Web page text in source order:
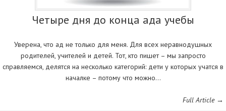
Четыре дня до конца ада учебы
Уверена, что ад не только для меня. Для всех неравнодушных
родителей, учителей и детей. Тот, кто пишет – мы запросто
справляемся, делятся на несколько категорий: дети у которых учатся в
началке – потому что можно…
Full Article →